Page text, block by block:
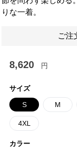
りな一着。
ご注
8,620 円
サイズ
S M
4XL
カラー